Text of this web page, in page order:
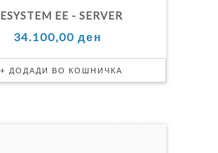
ESYSTEM EE - SERVER
34.100,00 ден